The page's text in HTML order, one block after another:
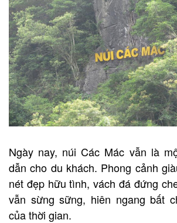
Ngày nay, núi Các Mác vẫn là
dẫn cho du khách. Phong cảnh
nét đẹp hữu tình, vách đá đứng
vẫn sừng sững, hiên ngang bất
của thời gian.